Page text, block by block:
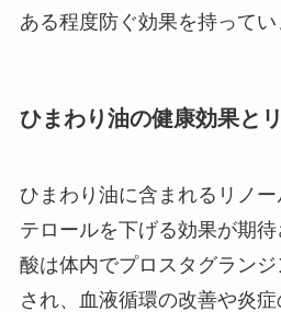
ある程度防ぐ効果を持ってい
ひまわり油の健康効果と
ひまわり油に含まれるリノ
テロールを下げる効果が期
酸は体内でプロスタグラン
され、血液循環の改善や炎